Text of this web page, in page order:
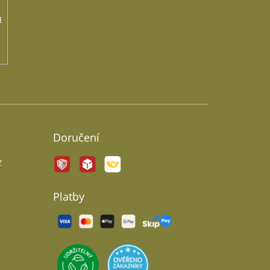
Doručení
Platby